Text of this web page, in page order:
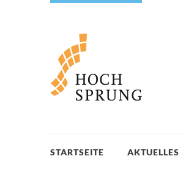
STARTSEITE AKTUELLES